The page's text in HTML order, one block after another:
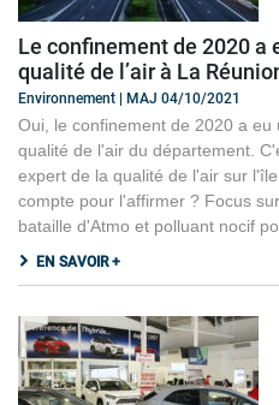
Le confinement de 2020 a
qualité de l’air à La
Environnement | MAJ 04/10/2021
Oui, le confinement de 2020 a eu
qualité de l'air du département.
expert de la qualité de l'air sur
compte pour l'affirmer ? Focus
bataille d'Atmo et polluant nocif
EN SAVOIR +